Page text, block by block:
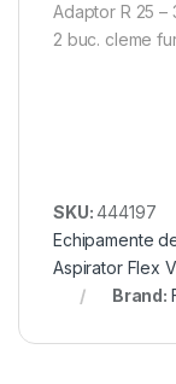
Adaptor R 25 –
2 buc. cleme
SKU:444197
Echipamente
Aspirator Flex
Brand: